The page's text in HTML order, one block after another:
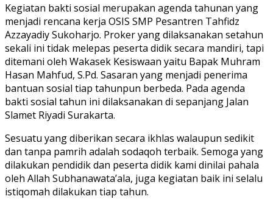
Kegiatan bakti sosial merupakan agenda tahunan yang
menjadi rencana kerja OSIS SMP Pesantren Tahfidz
Azzayadiy Sukoharjo. Proker yang dilaksanakan setahun
sekali ini tidak melepas peserta didik secara mandiri, tapi
ditemani oleh Wakasek Kesiswaan yaitu Bapak Muhram
Hasan Mahfud, S.Pd. Sasaran yang menjadi penerima
bantuan sosial tiap tahunpun berbeda. Pada agenda
bakti sosial tahun ini dilaksanakan di sepanjang Jalan
Slamet Riyadi Surakarta.
Sesuatu yang diberikan secara ikhlas walaupun sedikit
dan tanpa pamrih adalah sodaqoh terbaik. Semoga yang
dilakukan pendidik dan peserta didik kami dinilai pahala
oleh Allah Subhanawata’ala, juga kegiatan baik ini selalu
istiqomah dilakukan tiap tahun.